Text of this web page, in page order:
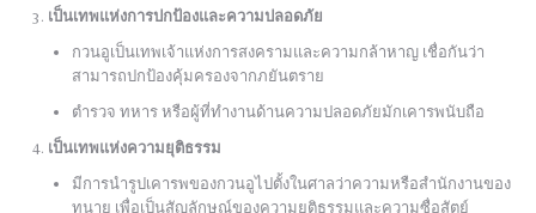
เป็นเทพแห่งการปกป้องและความปลอดภัย
กวนอูเป็นเทพเจ้าแห่งการสงครามและความกล้าหาญ เชื่อกันว่า
สามารถปกป้องคุ้มครองจากภยันตราย
ตำรวจ ทหาร หรือผู้ที่ทำงานด้านความปลอดภัยมักเคารพนับถือ
เป็นเทพแห่งความยุติธรรม
มีการนำรูปเคารพของกวนอูไปตั้งในศาลว่าความหรือสำนักงานของ
ทนาย เพื่อเป็นสัญลักษณ์ของความยุติธรรมและความซื่อสัตย์